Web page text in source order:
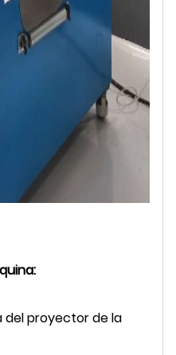
del proyector de la